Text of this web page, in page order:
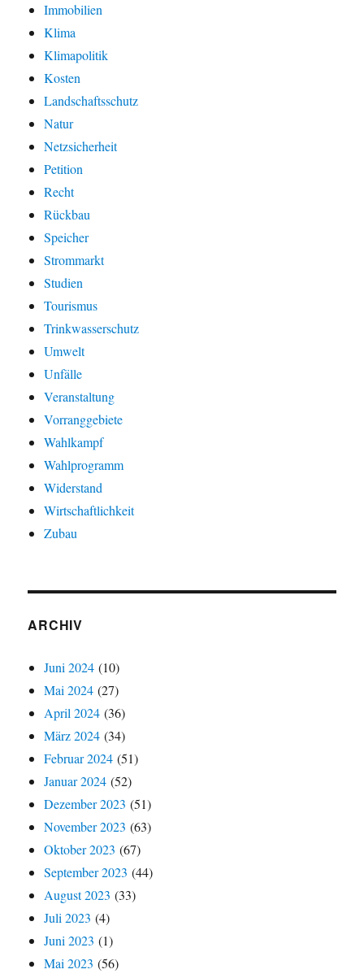
Immobilien
Klima
Klimapolitik
Kosten
Landschaftsschutz
Natur
Netzsicherheit
Petition
Recht
Rückbau
Speicher
Strommarkt
Studien
Tourismus
Trinkwasserschutz
Umwelt
Unfälle
Veranstaltung
Vorranggebiete
Wahlkampf
Wahlprogramm
Widerstand
Wirtschaftlichkeit
Zubau
ARCHIV
Juni 2024 (10)
Mai 2024 (27)
April 2024 (36)
März 2024 (34)
Februar 2024 (51)
Januar 2024 (52)
Dezember 2023 (51)
November 2023 (63)
Oktober 2023 (67)
September 2023 (44)
August 2023 (33)
Juli 2023 (4)
Juni 2023 (1)
Mai 2023 (56)